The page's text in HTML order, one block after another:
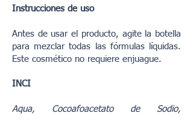
Instrucciones de uso
Antes de usar el producto, agite la botella
para mezclar todas las fórmulas líquidas.
Este cosmético no requiere enjuague.
INCI
Aqua, Cocoafoacetato de Sodio,